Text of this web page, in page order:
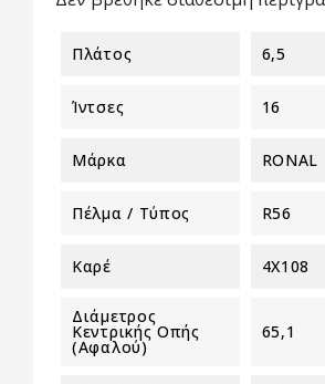
Πλάτος 6,5
Ίντσες 16
Μάρκα RONAL
Πέλμα / Τύπος R56
Καρέ 4X108
Διάμετρος
Κεντρικής Οπής
(αφαλού)
65,1